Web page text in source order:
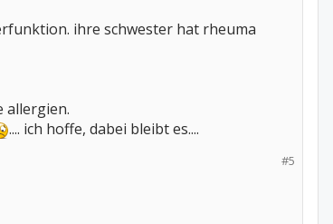
ihre schwester hat rheuma
allergien.
.... ich hoffe, dabei bleibt es....
#5